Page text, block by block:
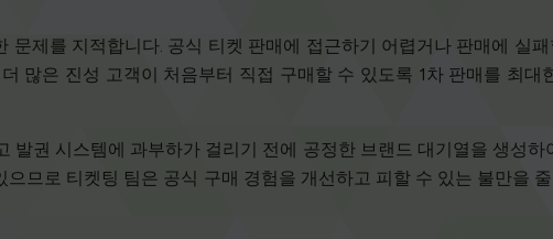
제를 지적합니다. 공식 티켓 판매에 접근하기 어렵거나 판매에 실
많은 진성 고객이 처음부터 직접 구매할 수 있도록 1차 판매를 최대
발권 시스템에 과부하가 걸리기 전에 공정한 브랜드 대기열을 생성
므로 티켓팅 팀은 공식 구매 경험을 개선하고 피할 수 있는 불만을